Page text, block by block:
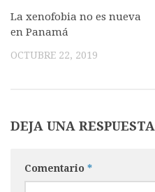
La xenofobia no es nueva
en Panamá
OCTUBRE 22, 2019
DEJA UNA RESPUESTA
Comentario *